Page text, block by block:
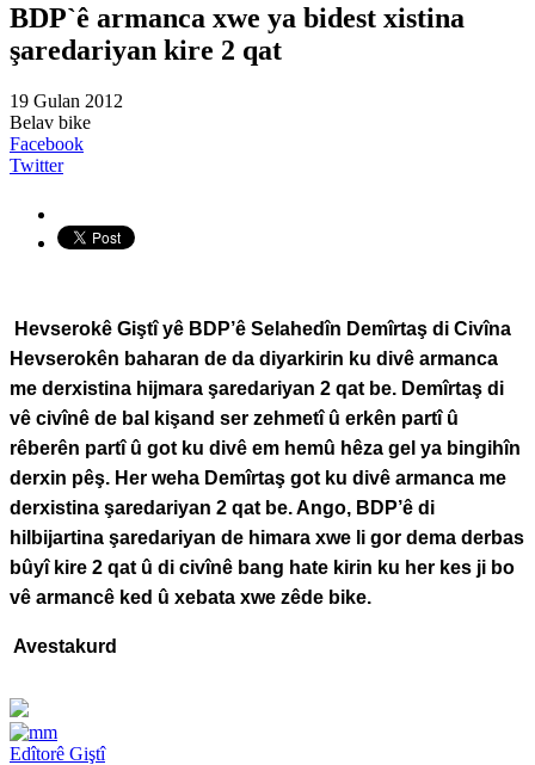
BDP`ê armanca xwe ya bidest xistina
şaredariyan kire 2 qat
19 Gulan 2012
Belav bike
Facebook
Twitter
Hevserokê Giştî yê BDP’ê Selahedîn Demîrtaş di Civîna
Hevserokên baharan de da diyarkirin ku divê armanca
me derxistina hijmara şaredariyan 2 qat be. Demîrtaş di
vê civînê de bal kişand ser zehmetî û erkên partî û
rêberên partî û got ku divê em hemû hêza gel ya bingihîn
derxin pêş. Her weha Demîrtaş got ku divê armanca me
derxistina şaredariyan 2 qat be. Ango, BDP’ê di
hilbijartina şaredariyan de himara xwe li gor dema derbas
bûyî kire 2 qat û di civînê bang hate kirin ku her kes ji bo
vê armancê ked û xebata xwe zêde bike.
Avestakurd
Edîtorê Giştî